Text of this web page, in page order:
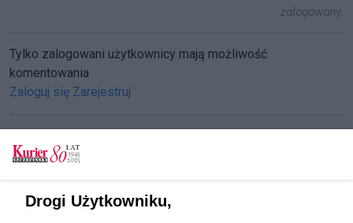
zalogowany.
Tylko zalogowani użytkownicy mają możliwość
komentowania
Zaloguj się Zarejestruj
Kasa zamknięta
Drogi Użytkowniku,